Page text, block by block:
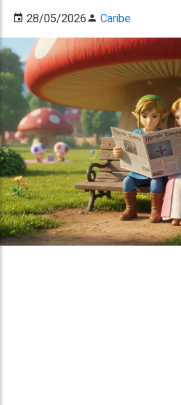
28/05/2026 Caribe